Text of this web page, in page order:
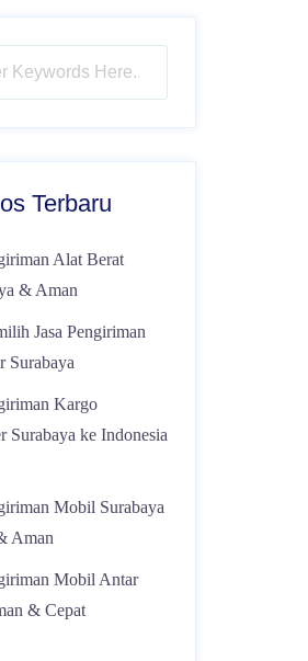
Terbaru
Alat Berat
& Aman
Jasa Pengiriman
Surabaya
Kargo
Surabaya ke Indonesia
Mobil Surabaya
Aman
Mobil Antar
& Cepat